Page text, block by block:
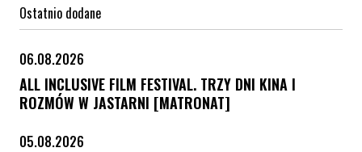
Ostatnio dodane
06.08.2026
ALL INCLUSIVE FILM FESTIVAL. TRZY DNI KINA I
ROZMÓW W JASTARNI [MATRONAT]
05.08.2026